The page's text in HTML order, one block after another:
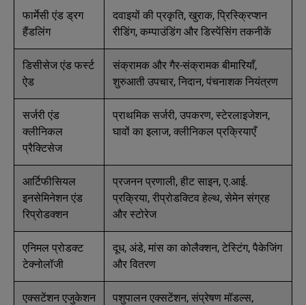
फार्मेसी एंड ड्रग
हैंडलिंग
दवाइयों की प्रकृति, खुराक, प्रिस्क्रिप्शन
रीडिंग, कम्पाउंडिंग और डिस्पेंसिंग तकनीकें
डिसीसेज एंड फर्स्ट
ऐड
संक्रामक और गैर-संक्रामक बीमारियाँ,
शुरुआती उपचार, निदान, पंचनाशक नियंत्रण
सर्जरी एंड
क्लीनिकल
प्रैक्टिसेज
प्राथमिक सर्जरी, उपकरण, स्टेरलाइजेशन,
घावों का इलाज, क्लीनिकल प्रक्रियाएँ
आर्टिफीसियल
इनसेमिनेशन एंड
रिप्रोडक्शन
प्रजनन प्रणाली, हीट साइन, ए.आई.
प्रक्रिया, रीप्रोडक्टिव हेल्थ, सेमेन संग्रह
और स्टोरेज
एनिमल प्रोडक्ट
टेक्नोलॉजी
दूध, अंडे, मांस का कोलैक्शन, टेस्टिंग, पैकेजिंग
और वितरण
एक्सटेंशन एजुकेशन
पशुपालन एक्सटेंशन, संप्रेषण मॉडल्स,